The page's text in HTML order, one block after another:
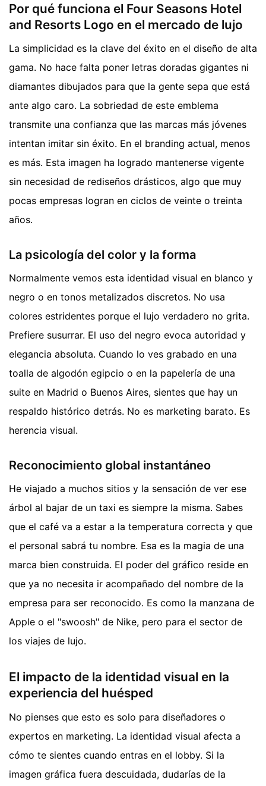
Por qué funciona el Four Seasons Hotel
and Resorts Logo en el mercado de lujo
La simplicidad es la clave del éxito en el diseño de alta
gama. No hace falta poner letras doradas gigantes ni
diamantes dibujados para que la gente sepa que está
ante algo caro. La sobriedad de este emblema
transmite una confianza que las marcas más jóvenes
intentan imitar sin éxito. En el branding actual, menos
es más. Esta imagen ha logrado mantenerse vigente
sin necesidad de rediseños drásticos, algo que muy
pocas empresas logran en ciclos de veinte o treinta
años.
La psicología del color y la forma
Normalmente vemos esta identidad visual en blanco y
negro o en tonos metalizados discretos. No usa
colores estridentes porque el lujo verdadero no grita.
Prefiere susurrar. El uso del negro evoca autoridad y
elegancia absoluta. Cuando lo ves grabado en una
toalla de algodón egipcio o en la papelería de una
suite en Madrid o Buenos Aires, sientes que hay un
respaldo histórico detrás. No es marketing barato. Es
herencia visual.
Reconocimiento global instantáneo
He viajado a muchos sitios y la sensación de ver ese
árbol al bajar de un taxi es siempre la misma. Sabes
que el café va a estar a la temperatura correcta y que
el personal sabrá tu nombre. Esa es la magia de una
marca bien construida. El poder del gráfico reside en
que ya no necesita ir acompañado del nombre de la
empresa para ser reconocido. Es como la manzana de
Apple o el "swoosh" de Nike, pero para el sector de
los viajes de lujo.
El impacto de la identidad visual en la
experiencia del huésped
No pienses que esto es solo para diseñadores o
expertos en marketing. La identidad visual afecta a
cómo te sientes cuando entras en el lobby. Si la
imagen gráfica fuera descuidada, dudarías de la